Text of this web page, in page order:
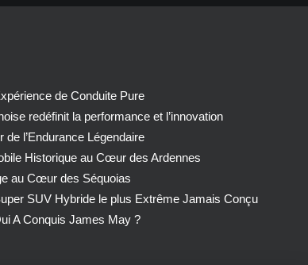
de Conduite Pure
redéfinit la performance et l’innovation
l’Endurance Légendaire
Historique au Cœur des Ardennes
au Cœur des Séquoias
SUV Hybride le plus Extrême Jamais Conçu
A Conquis James May ?